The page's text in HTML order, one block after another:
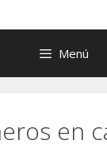
Menú
en